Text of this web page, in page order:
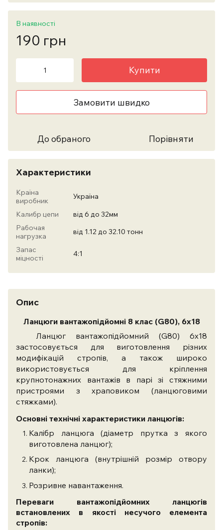
В наявності
190 грн
Купити
Замовити швидко
До обраного Порівняти
Характеристики
Країна
виробник
Україна
Калибр цепи
від 6 до 32мм
Рабочая
нагрузка
від 1.12 до 32.10 тонн
Запас
міцності
4:1
Опис
Ланцюги вантажопідйомні 8 клас (G80), 6х18
Ланцюг вантажопідйомний (G80) 6х18
застосовується для виготовлення різних
модифікацій стропів, а також широко
використовується для кріплення
крупнотонажних вантажів в парі зі стяжними
пристроями з храповиком (ланцюговими
стяжками).
Основні технічні характеристики ланцюгів:
Калібр ланцюга (діаметр прутка з якого
виготовлена ​​ланцюг);
Крок ланцюга (внутрішній розмір отвору
ланки);
Розривне навантаження.
Переваги вантажопідйомних ланцюгів
встановлених в якості несучого елемента
стропів: